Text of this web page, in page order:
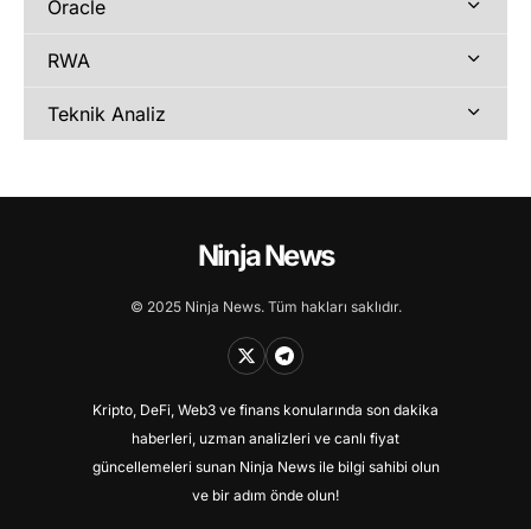
Oracle
RWA
Teknik Analiz
Ninja News
© 2025 Ninja News. Tüm hakları saklıdır.
Kripto, DeFi, Web3 ve finans konularında son dakika
haberleri, uzman analizleri ve canlı fiyat
güncellemeleri sunan Ninja News ile bilgi sahibi olun
ve bir adım önde olun!